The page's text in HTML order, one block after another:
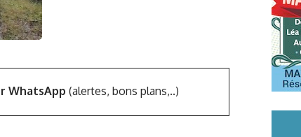
WhatsApp (alertes, bons plans,..)